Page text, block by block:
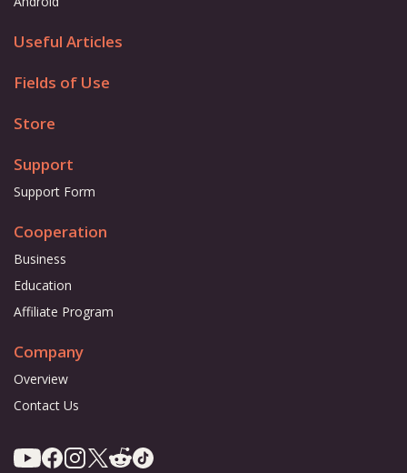
Useful Articles
Fields of Use
Store
Support
Support Form
Cooperation
Business
Education
Affiliate Program
Company
Overview
Contact Us